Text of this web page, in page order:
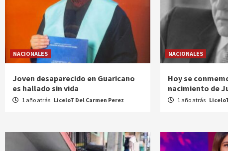
NACIONALES
Joven desaparecido en Guaricano
es hallado sin vida
1 año atrás LiceloT Del Carmen Perez
NACIONALES
Hoy se
nacimiento de
1 año atrás